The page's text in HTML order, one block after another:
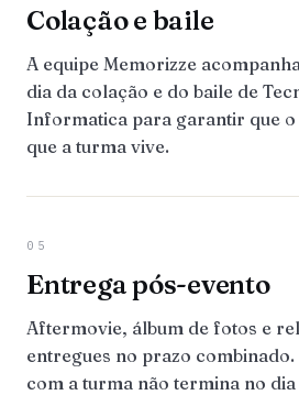
Colação e baile
A equipe Memorizze
dia da colação e do baile de
Informatica para garantir que
que a turma vive.
05
Entrega pós-evento
Aftermovie, álbum de fotos e
entregues no prazo
com a turma não termina no dia